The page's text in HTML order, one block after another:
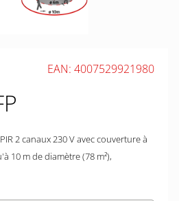
EAN: 4007529921980
2 canaux 230 V avec couverture à
10 m de diamètre (78 m²),